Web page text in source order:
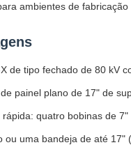
ambientes de
de tipo fechado de 80 kV
painel plano de 17" de
quatro bobinas de
ou uma bandeja de até